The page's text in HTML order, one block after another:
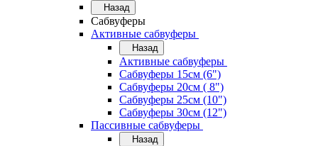
Назад
Сабвуферы
Активные сабвуферы
Назад
Активные сабвуферы
Сабвуферы 15см (6")
Сабвуферы 20см ( 8")
Сабвуферы 25см (10")
Сабвуферы 30см (12")
Пассивные сабвуферы
Назад